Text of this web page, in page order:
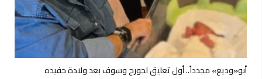
أبو«وديع» مجدداً.. أول تعليق لجورج وسوف بعد ولادة حفيده